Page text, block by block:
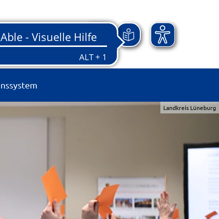
Landkreis Lüneburg